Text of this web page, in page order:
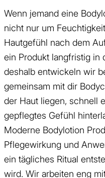
Wenn jemand eine
nicht nur um
Hautgefühl nach dem
ein Produkt langfristig in
deshalb entwickeln wir
gemeinsam mit dir
der Haut liegen, schnell
gepflegtes Gefühl
Moderne Bodylotion
Pflegewirkung und
ein tägliches Ritual
wird. Wir arbeiten eng